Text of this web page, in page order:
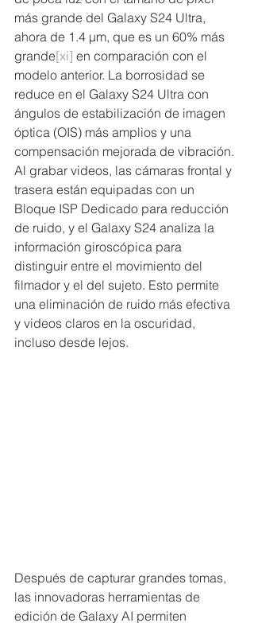
más grande del Galaxy S24 Ultra,
ahora de 1.4 μm, que es un 60% más
grande[xi] en comparación con el
modelo anterior. La borrosidad se
reduce en el Galaxy S24 Ultra con
ángulos de estabilización de imagen
óptica (OIS) más amplios y una
compensación mejorada de vibración.
Al grabar videos, las cámaras frontal y
trasera están equipadas con un
Bloque ISP Dedicado para reducción
de ruido, y el Galaxy S24 analiza la
información giroscópica para
distinguir entre el movimiento del
filmador y el del sujeto. Esto permite
una eliminación de ruido más efectiva
y videos claros en la oscuridad,
incluso desde lejos.
Después de capturar grandes tomas,
las innovadoras herramientas de
edición de Galaxy AI permiten